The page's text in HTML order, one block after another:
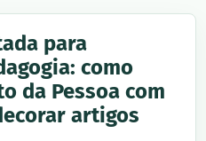
para
como
da Pessoa com
artigos